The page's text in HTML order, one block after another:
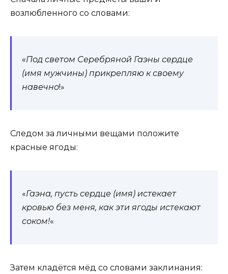
возлюбленного со словами:
«Под светом Серебряной Гаэны сердце
(имя мужчины) прикрепляю к своему
навечно!»
Следом за личными вещами положите
красные ягоды:
«Гаэна, пусть сердце (имя) истекает
кровью без меня, как эти ягоды истекают
соком!«
Затем кладётся мёд со словами заклинания: